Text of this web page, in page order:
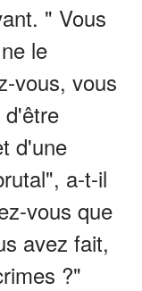
" Vous
le
vous, vous
d'une
a-t-il
vous que
avez fait,
?"